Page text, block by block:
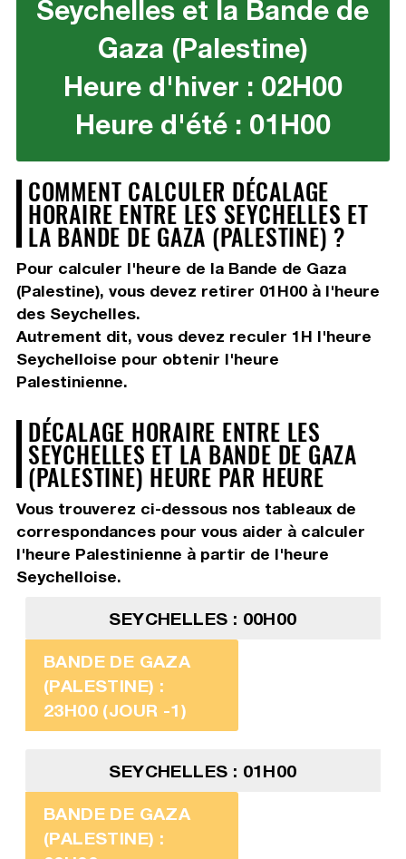
Seychelles et la Bande de
Gaza (Palestine)
Heure d'hiver : 02H00
Heure d'été : 01H00
COMMENT CALCULER DÉCALAGE
HORAIRE ENTRE LES SEYCHELLES ET
LA BANDE DE GAZA (PALESTINE) ?
Pour calculer l'heure de la Bande de Gaza
(Palestine), vous devez retirer 01H00à l'heure
des Seychelles.
Autrement dit, vous devez reculer 1H l'heure
Seychelloise pour obtenir l'heure
Palestinienne.
DÉCALAGE HORAIRE ENTRE LES
SEYCHELLES ET LA BANDE DE GAZA
(PALESTINE) HEURE PAR HEURE
Vous trouverez ci-dessous nos tableaux de
correspondances pour vous aider à calculer
l'heure Palestinienne à partir de l'heure
Seychelloise.
SEYCHELLES : 00H00
BANDE DE GAZA
(PALESTINE) :
23H00 (JOUR -1)
SEYCHELLES : 01H00
BANDE DE GAZA
(PALESTINE) :